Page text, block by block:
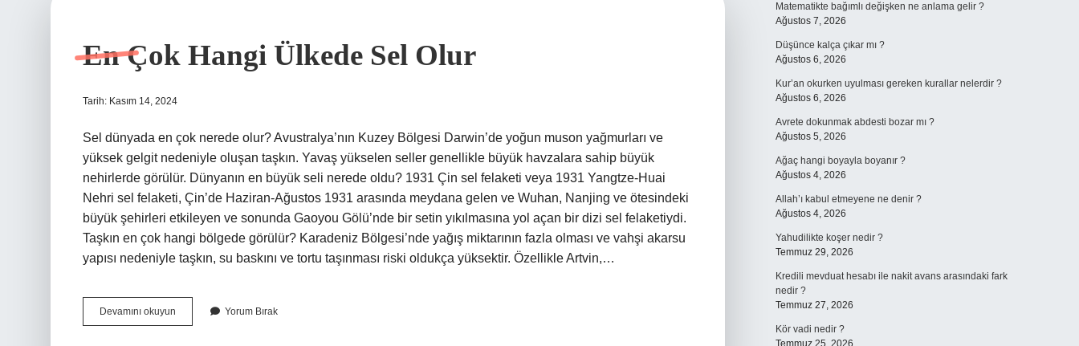
En Çok Hangi Ülkede Sel Olur
Tarih: Kasım 14, 2024
Sel dünyada en çok nerede olur? Avustralya’nın Kuzey Bölgesi Darwin’de yoğun muson yağmurları ve
yüksek gelgit nedeniyle oluşan taşkın. Yavaş yükselen seller genellikle büyük havzalara sahip büyük
nehirlerde görülür. Dünyanın en büyük seli nerede oldu? 1931 Çin sel felaketi veya 1931 Yangtze-Huai
Nehri sel felaketi, Çin’de Haziran-Ağustos 1931 arasında meydana gelen ve Wuhan, Nanjing ve ötesindeki
büyük şehirleri etkileyen ve sonunda Gaoyou Gölü’nde bir setin yıkılmasına yol açan bir dizi sel felaketiydi.
Taşkın en çok hangi bölgede görülür? Karadeniz Bölgesi’nde yağış miktarının fazla olması ve vahşi akarsu
yapısı nedeniyle taşkın, su baskını ve tortu taşınması riski oldukça yüksektir. Özellikle Artvin,…
Devamını okuyun
Çok
Yorum Bırak
Matematikte bağımlı değişken ne anlama gelir ?
Ağustos 7, 2026
Düşünce kalça çıkar mı ?
Ağustos 6, 2026
Kur’an okurken uyulması gereken kurallar nelerdir ?
Ağustos 6, 2026
Avrete dokunmak abdesti bozar mı ?
Ağustos 5, 2026
Ağaç hangi boyayla boyanır ?
Ağustos 4, 2026
Allah’ı kabul etmeyene ne denir ?
Ağustos 4, 2026
Yahudilikte koşer nedir ?
Temmuz 29, 2026
Kredili mevduat hesabı ile nakit avans arasındaki fark
nedir ?
Temmuz 27, 2026
Kör vadi nedir ?
Temmuz 25, 2026